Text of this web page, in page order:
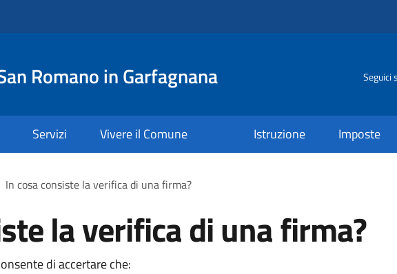
Romano in Garfagnana Seguici
Servizi Vivere il Comune Istruzione Imposte
In cosa consiste la verifica di una firma?
la verifica di una firma?
di accertare che: